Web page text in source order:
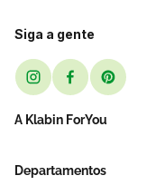
Siga a gente
A Klabin ForYou
Black Friday
Departamentos